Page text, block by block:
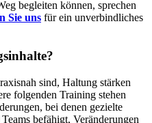
begleiten können, sprechen
Sie uns für ein unverbindliches
sind, Haltung stärken
folgenden Training stehen
bei denen gezielte
befähigt, Veränderungen